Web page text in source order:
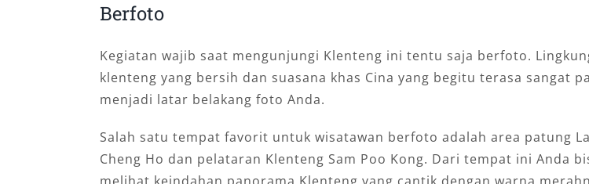
Berfoto
Kegiatan wajib saat mengunjungi Klenteng ini tentu saja berfoto.
klenteng yang bersih dan suasana khas Cina yang begitu terasa sangat
menjadi latar belakang foto Anda.
Salah satu tempat favorit untuk wisatawan berfoto adalah area patung
Cheng Ho dan pelataran Klenteng Sam Poo Kong. Dari tempat ini Anda